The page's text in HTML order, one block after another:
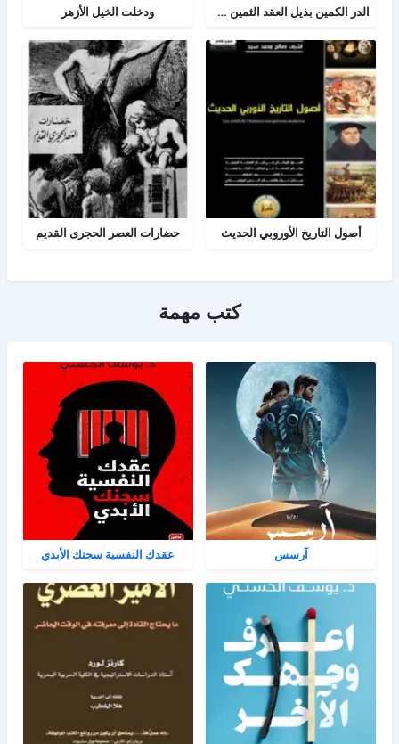
الدر الكمين بذيل العقد الثمين في تاريخ البلد الأمين ودخلت الخيل الأزهر
أصول التاريخ الأوروبي الحديث حضارات العصر الحجرى القديم
كتب مهمة
آرسس عقدك النفسية سجنك الأبدي